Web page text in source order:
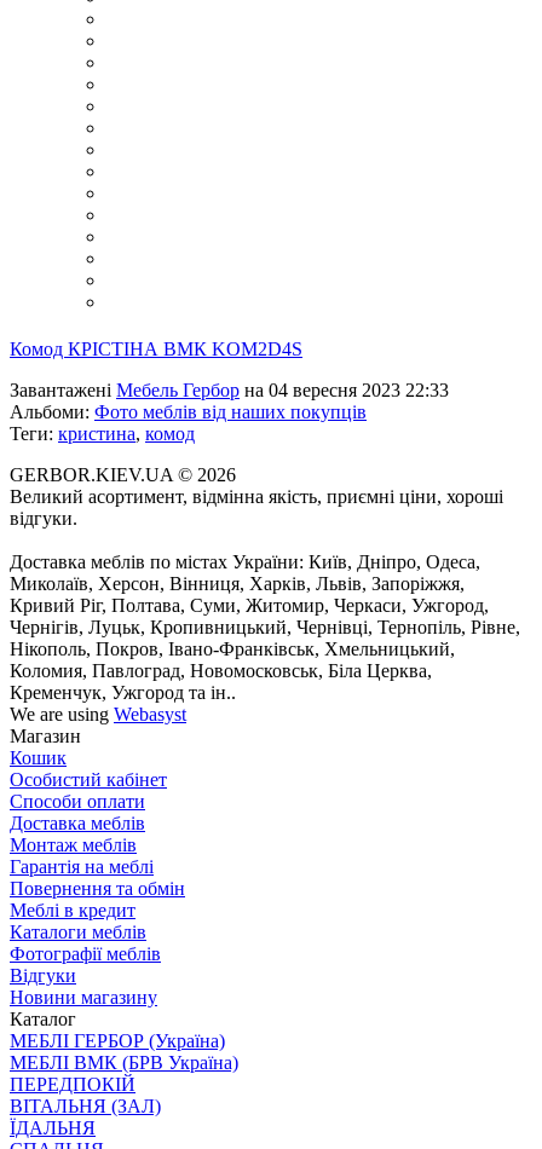
Комод КРIСТIНА ВМК KOM2D4S
Завантажені Мебель Гербор на 04 вересня 2023 22:33
Альбоми: Фото меблів від наших покупців
Теги: кристина, комод
GERBOR.KIEV.UA © 2026
Великий асортимент, відмінна якість, приємні ціни, хороші
відгуки.
Доставка меблів по містах України: Київ, Дніпро, Одеса,
Миколаїв, Херсон, Вінниця, Харків, Львів, Запоріжжя,
Кривий Ріг, Полтава, Суми, Житомир, Черкаси, Ужгород,
Чернігів, Луцьк, Кропивницький, Чернівці, Тернопіль, Рівне,
Нікополь, Покров, Івано-Франківськ, Хмельницький,
Коломия, Павлоград, Новомосковськ, Біла Церква,
Кременчук, Ужгород та ін..
We are using Webasyst
Магазин
Кошик
Особистий кабінет
Способи оплати
Доставка меблів
Монтаж меблів
Гарантія на меблі
Повернення та обмін
Меблі в кредит
Каталоги меблів
Фотографії меблів
Відгуки
Новини магазину
Каталог
МЕБЛІ ГЕРБОР (Україна)
МЕБЛІ ВМК (БРВ Україна)
ПЕРЕДПОКІЙ
ВІТАЛЬНЯ (ЗАЛ)
ЇДАЛЬНЯ